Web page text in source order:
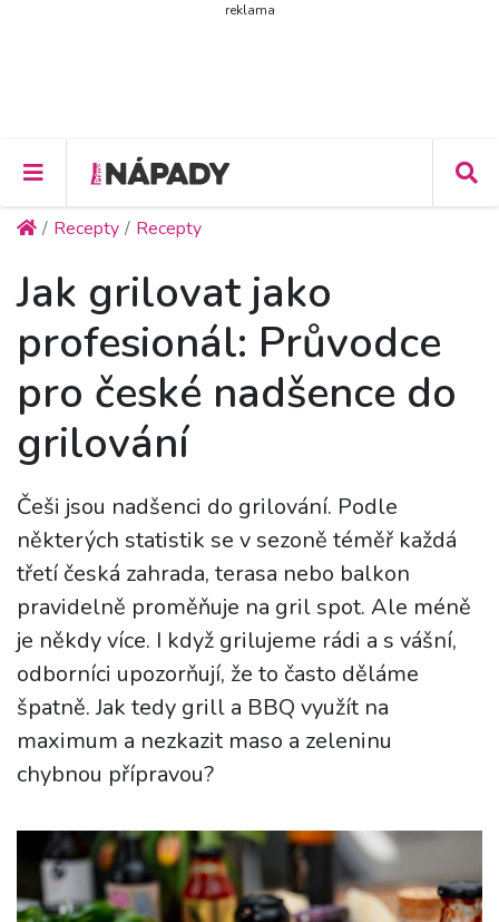
reklama
Recepty Recepty
Jak grilovat jako
profesionál: Průvodce
pro české nadšence do
grilování
Češi jsou nadšenci do grilování. Podle
některých statistik se v sezoně téměř každá
třetí česká zahrada, terasa nebo balkon
pravidelně proměňuje na gril spot. Ale méně
je někdy více. I když grilujeme rádi a s vášní,
odborníci upozorňují, že to často děláme
špatně. Jak tedy grill a BBQ využít na
maximum a nezkazit maso a zeleninu
chybnou přípravou?